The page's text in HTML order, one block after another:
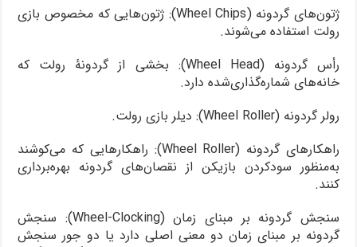
ژتون‌های گردونه (Wheel Chips): ژتون‌هایی که مخصوص بازی
رولت استفاده می‌شوند.
رأس گردونه (Wheel Head): بخشی از گردونۀ رولت که
خانه‌های شماره‌گذاری‌شده دارد.
رولر گردونه (Wheel Roller): دیلر بازی رولت.
راهکارهای گردونه (Wheel Roller): راهکارهایی که می‌کوشند
به‌منظور سودکردن بازیکن از نقصان‌های گردونه بهره‌برداری
کنند.
سنجش گردونه بر مبنای زمان (Wheel-Clocking): سنجش
گردونه بر مبنای زمان دو معنی اصلی دارد یا دو جور سنجش